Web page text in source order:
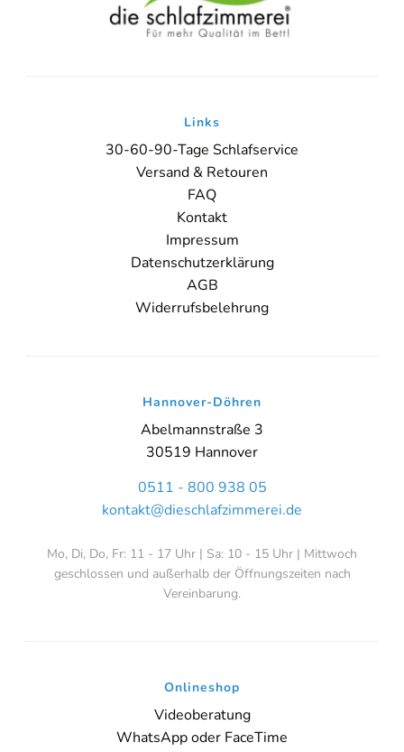
Links
30-60-90-Tage Schlafservice
Versand & Retouren
FAQ
Kontakt
Impressum
Datenschutzerklärung
AGB
Widerrufsbelehrung
Hannover-Döhren
Abelmannstraße 3
30519 Hannover
0511 - 800 938 05
kontakt@dieschlafzimmerei.de
Mo, Di, Do, Fr: 11 - 17 Uhr | Sa: 10 - 15 Uhr | Mittwoch
geschlossen und außerhalb der Öffnungszeiten nach
Vereinbarung.
Onlineshop
Videoberatung
WhatsApp oder FaceTime